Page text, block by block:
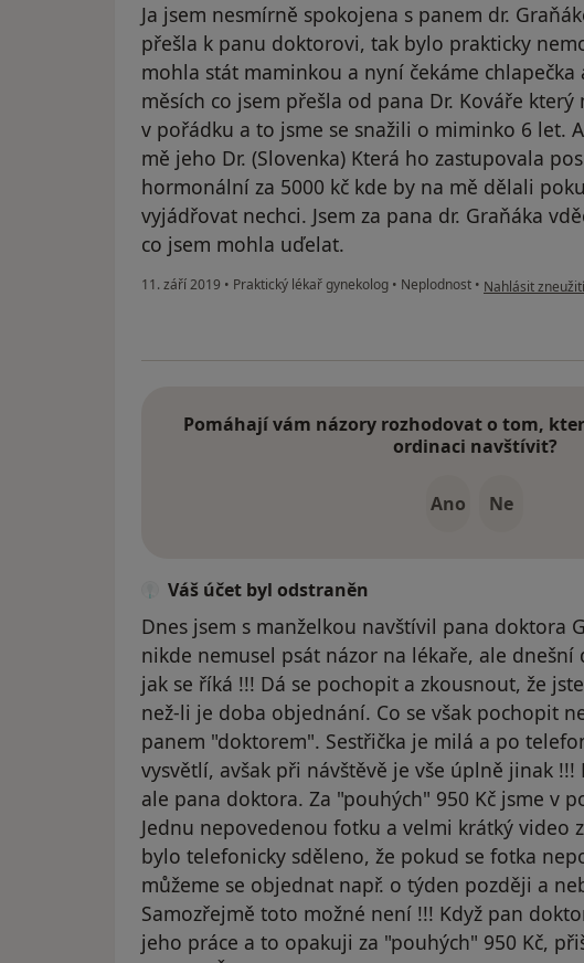
Ja jsem nesmírně spokojena s panem dr.
přešla k panu doktorovi, tak bylo prakticky
mohla stát maminkou a nyní čekáme
měsích co jsem přešla od pana Dr. Kováře
v pořádku a to jsme se snažili o miminko 6 let.
mě jeho Dr. (Slovenka) Která ho zastupovala
hormonální za 5000 kč kde by na mě dělali
vyjádřovat nechci. Jsem za pana dr. Graňáka
co jsem mohla uďelat.
11. září 2019 • Praktický lékař gynekolog • Neplodnost • podle názoru
Nahlásit zneužití
Pomáhají vám názory rozhodovat o tom,
ordinaci navštívit?
Ano Ne
Váš účet byl odstraněn
Dnes jsem s manželkou navštívil pana doktora
nikde nemusel psát názor na lékaře, ale dnešní
jak se říká !!! Dá se pochopit a zkousnout, že
než-li je doba objednání. Co se však pochopit
panem "doktorem". Sestřička je milá a po
vysvětlí, avšak při návštěvě je vše úplně jinak !!!
ale pana doktora. Za "pouhých" 950 Kč jsme v
Jednu nepovedenou fotku a velmi krátký video
bylo telefonicky sděleno, že pokud se fotka
můžeme se objednat např. o týden později a
Samozřejmě toto možné není !!! Když pan
jeho práce a to opakuji za "pouhých" 950 Kč,